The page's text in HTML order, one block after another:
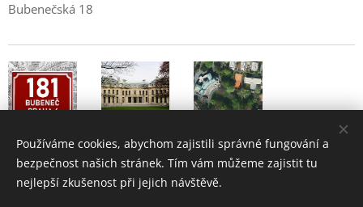
Bubenečská 18
Používáme cookies, abychom zajistili správné fungování a
bezpečnost našich stránek. Tím vám můžeme zajistit tu
nejlepší zkušenost při jejich návštěvě.